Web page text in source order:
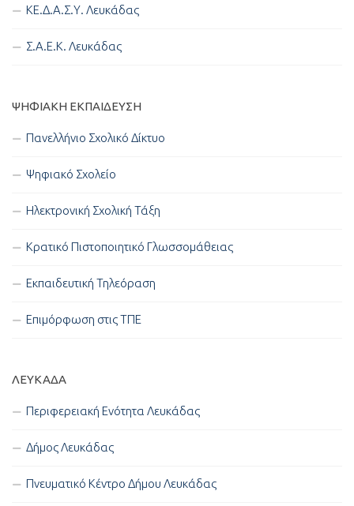
ΚΕ.Δ.Α.Σ.Υ. Λευκάδας
Σ.Α.Ε.Κ. Λευκάδας
ΨΗΦΙΑΚΉ ΕΚΠΑΊΔΕΥΣΗ
Πανελλήνιο Σχολικό Δίκτυο
Ψηφιακό Σχολείο
Ηλεκτρονική Σχολική Τάξη
Κρατικό Πιστοποιητικό Γλωσσομάθειας
Εκπαιδευτική Τηλεόραση
Επιμόρφωση στις ΤΠΕ
ΛΕΥΚΑΔΑ
Περιφερειακή Ενότητα Λευκάδας
Δήμος Λευκάδας
Πνευματικό Κέντρο Δήμου Λευκάδας